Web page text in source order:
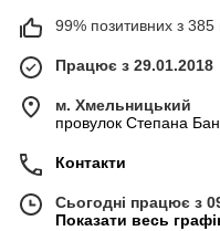
99% позитивних з 385
Працює з 29.01.2018
м. Хмельницький
провулок Степана
Контакти
Сьогодні працює з
Показати весь